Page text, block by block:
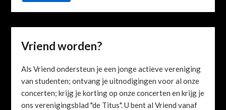
Vriend worden?
Als Vriend ondersteun je een jonge actieve vereniging
van studenten; ontvang je uitnodigingen voor al onze
concerten; krijg je korting op onze concerten en krijg je
ons verenigingsblad "de Titus". U bent al Vriend vanaf